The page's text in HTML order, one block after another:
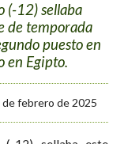
(-12) sellaba
de temporada
puesto en
en Egipto.
de febrero de 2025